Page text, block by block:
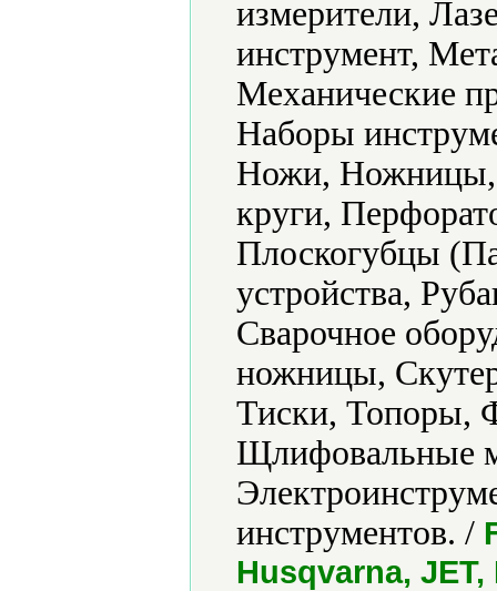
измерители,
инструмент,
Механические
Наборы
Ножи, Ножницы,
круги,
Плоскогубцы
устройства,
Сварочное
ножницы,
Тиски, Топоры,
Щлифовальные
инструментов. /
Husqvarna,